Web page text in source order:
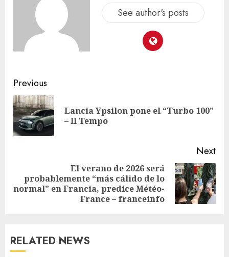
See author's posts
Previous
Lancia Ypsilon pone el “Turbo 100”
– Il Tempo
Next
El verano de 2026 será
probablemente “más cálido de lo
normal” en Francia, predice Météo-
France – franceinfo
RELATED NEWS